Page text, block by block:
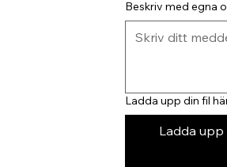
Beskriv med egna
Ladda upp din fil
Ladda upp